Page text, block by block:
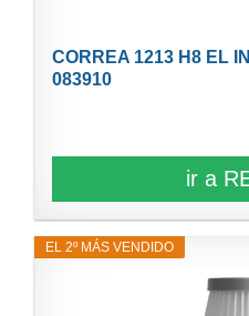
CORREA 1213 H8 EL
083910
ir a
EL 2º MÁS VENDIDO